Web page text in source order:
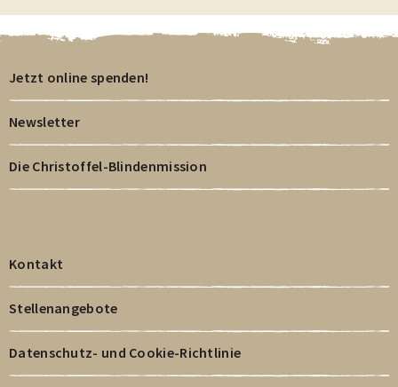
Jetzt online spenden!
Newsletter
Die Christoffel-Blindenmission
Kontakt
Stellenangebote
Datenschutz- und Cookie-Richtlinie